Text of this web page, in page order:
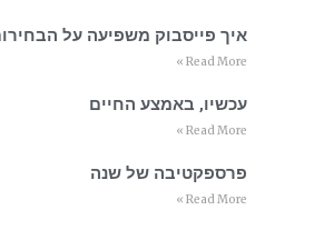
איך פייסבוק משפיעה על
Read More »
עכשיו, באמצע החיים
Read More »
פרספקטיבה של שנה
Read More »